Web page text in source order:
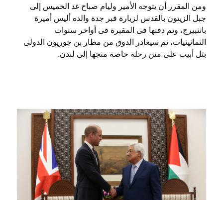
ومن المقرر أن يتوجه الأمير وليام صباح غد الخميس إلى
جبل الزيتون بالقدس لزيارة قبر جدة والده أليس أميرة
باتنبيرج، وتم دفنها فى المقبرة فى أواخر سنوات
الثمانينيات، ثم سيغادر الدوق من مطار بن جوريون الدولى
بتل أبيب على متن رحلة خاصة متجها إلى لندن.